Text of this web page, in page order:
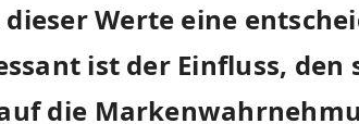
Werte eine
ist der Einfluss, den
die